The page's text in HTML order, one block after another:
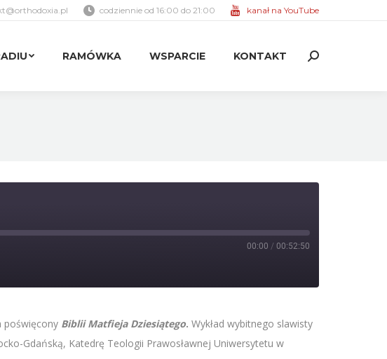
codziennie od 16:00 do 21:00 kanał na YouTube
RAMÓWKA WSPARCIE KONTAKT Search:
00:00 / 00:52:50
poświęcony Biblii Matfieja Dziesiątego. Wykład wybitnego slawisty
Gdańską, Katedrę Teologii Prawosławnej Uniwersytetu w